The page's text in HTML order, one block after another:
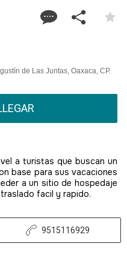
de Las Juntas, Oaxaca, CP.
a turistas que buscan un
base para sus vacaciones
a un sitio de hospedaje
facil y rapido.
9515116929